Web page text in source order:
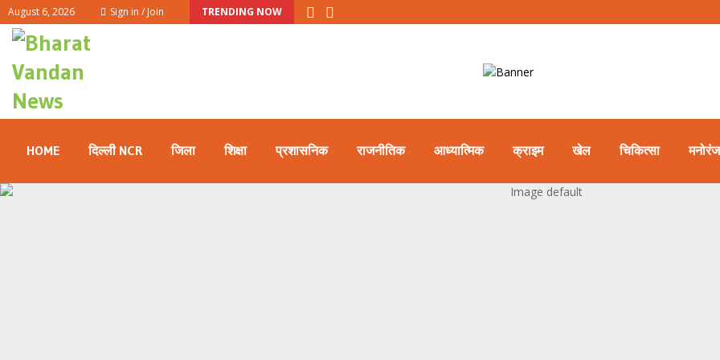
August 6, 2026 Sign in / Join TRENDING NOW
HOME दिल्ली NCR जिला शिक्षा प्रशासनिक राजनीतिक आध्यात्मिक क्राइम खेल चिकित्सा